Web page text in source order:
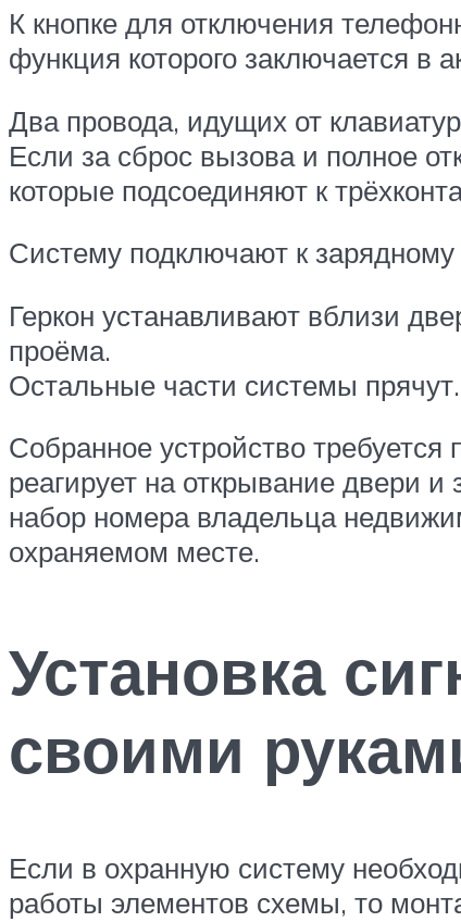
К кнопке для отключения
функция которого заключается в
Два провода, идущих от
Если за сброс вызова и полное
которые подсоединяют к
Систему подключают к
Геркон устанавливают вблизи
проёма.
Остальные части системы прячут.
Собранное устройство
реагирует на открывание двери
набор номера владельца
охраняемом месте.
Установка
своими
Если в охранную систему
работы элементов схемы, то